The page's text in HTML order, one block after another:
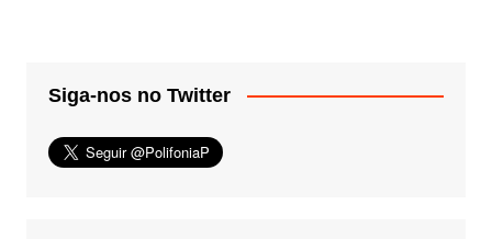
Siga-nos no Twitter